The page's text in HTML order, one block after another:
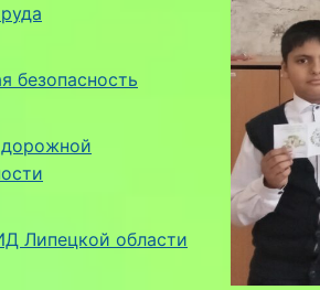
безопасность
Липецкой области